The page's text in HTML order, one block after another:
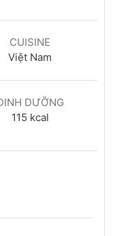
CUISINE
Việt Nam
DƯỠNG
115 kcal